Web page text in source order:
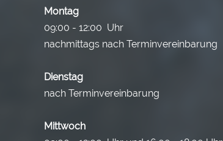
Montag
09:00 - 12:00 Uhr
nachmittags nach Terminvereinbarung
Dienstag
nach Terminvereinbarung
Mittwoch